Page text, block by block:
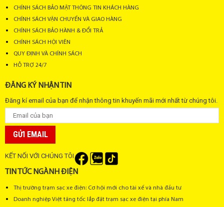
CHÍNH SÁCH BẢO MẬT THÔNG TIN KHÁCH HÀNG
CHÍNH SÁCH VẬN CHUYỂN VÀ GIAO HÀNG
CHÍNH SÁCH BẢO HÀNH & ĐỔI TRẢ
CHÍNH SÁCH HỘI VIÊN
QUY ĐỊNH VÀ CHÍNH SÁCH
HỖ TRỢ 24/7
ĐĂNG KÝ NHẬN TIN
Đăng kí email của bạn để nhận thông tin khuyến mãi mới nhất từ chúng tôi.
GỬI EMAIL
KẾT NỐI VỚI CHÚNG TÔI
TIN TỨC NGÀNH ĐIỆN
Thị trường trạm sạc xe điện: Cơ hội mới cho tài xế và nhà đầu tư
Doanh nghiệp Việt tăng tốc lắp đặt trạm sạc xe điện tại phía Nam